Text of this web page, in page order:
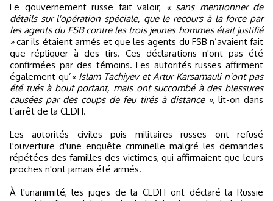
Le gouvernement russe fait valoir,
« sans mentionner de
détails sur l'opération spéciale, que le recours à la force par
les agents du FSB contre les trois jeunes hommes était justifié
»car ils étaient armés et que les agents du FSB n’avaient fait
que répliquer à des tirs. Ces déclarations n'ont pas été
confirmées par des témoins. Les autorités russes affirment
également qu’« Islam Tachiyev et Artur Karsamauli n'ont pas
été tués à bout portant, mais ont succombé à des blessures
causées par des coups de feu tirés à distance », lit-on dans
l’arrêt de la CEDH.
Les autorités civiles puis militaires russes ont refusé
l'ouverture d'une enquête criminelle malgré les demandes
répétées des familles des victimes, qui affirmaient que leurs
proches n'ont jamais été armés.
À l'unanimité, les juges de la CEDH ont déclaré la Russie